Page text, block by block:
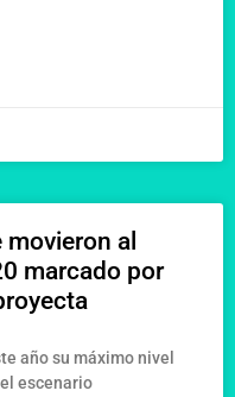
al
marcado por
año su máximo nivel
escenario